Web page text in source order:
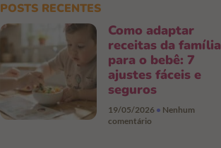
POSTS RECENTES
Como adaptar
receitas da família
para o bebê: 7
ajustes fáceis e
seguros
19/05/2026
Nenhum
comentário